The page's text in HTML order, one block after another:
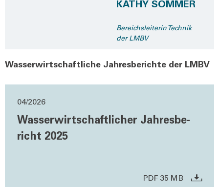
KATHY SOMMER
Bereichs­lei­te­rin Tech­nik
der LMBV
Wasserwirtschaftliche Jahresberichte der LMBV
04/2026
Was­ser­wirt­schaft­li­cher Jah­res­be­
richt 2025
PDF 35 MB